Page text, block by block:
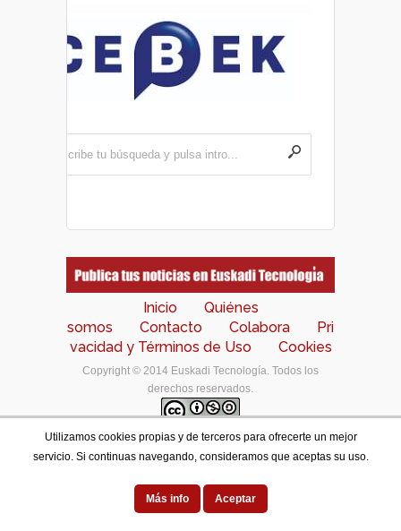
Inicio
Quiénes
somos
Contacto Colabora
Pri
vacidad y Términos de Uso
Cookies
Copyright © 2014 Euskadi Tecnología. Todos los
derechos reservados.
Los contenidos de este portal están bajo unalicencia
de Creative Commons Reconocimiento-NoComercial-
Designed by
Utilizamos cookies propias y de terceros para ofrecerte un mejor
servicio. Si continuas navegando, consideramos que aceptas su uso.
Más info Aceptar